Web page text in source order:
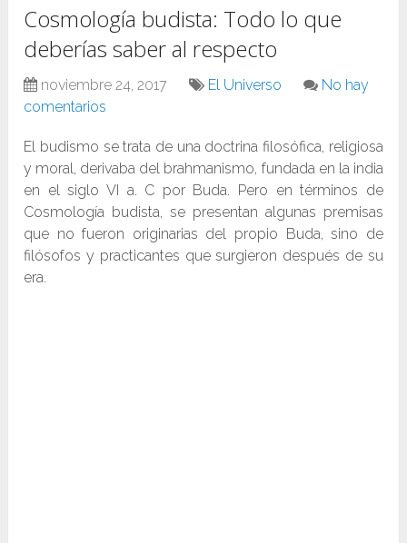
Cosmología budista: Todo lo que
deberías saber al respecto
noviembre 24, 2017 El Universo
No hay
comentarios
El budismo se trata de una doctrina filosófica, religiosa
y moral, derivaba del brahmanismo, fundada en la india
en el siglo VI a. C por Buda. Pero en términos de
Cosmología budista, se presentan algunas premisas
que no fueron originarias del propio Buda, sino de
filósofos y practicantes que surgieron después de su
era.